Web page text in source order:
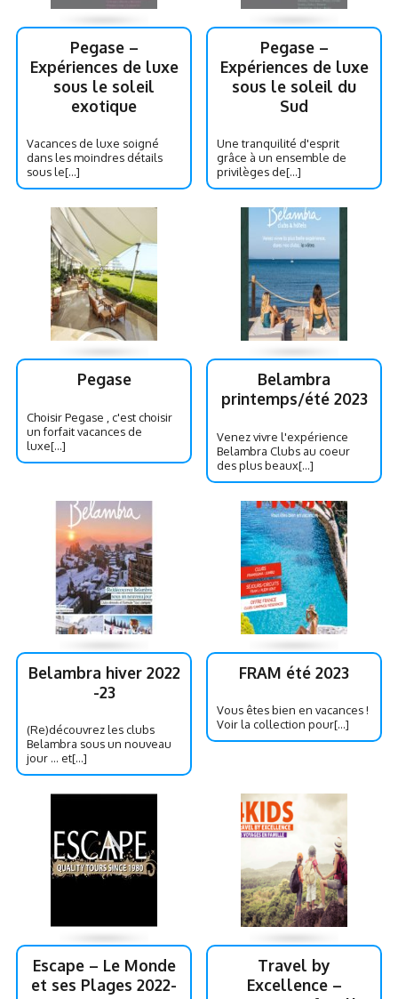
Pegase –
Expériences de luxe
sous le soleil
exotique
Vacances de luxe soigné
dans les moindres détails
sous le[...]
Pegase –
Expériences de luxe
sous le soleil du
Sud
Une tranquilité d'esprit
grâce à un ensemble de
privilèges de[...]
Pegase
Choisir Pegase , c'est choisir
un forfait vacances de
luxe[...]
Belambra
printemps/été 2023
Venez vivre l'expérience
Belambra Clubs au coeur
des plus beaux[...]
Belambra hiver 2022
-23
(Re)découvrez les clubs
Belambra sous un nouveau
jour … et[...]
FRAM été 2023
Vous êtes bien en vacances !
Voir la collection pour[...]
Escape – Le Monde
et ses Plages 2022-
Travel by
Excellence –